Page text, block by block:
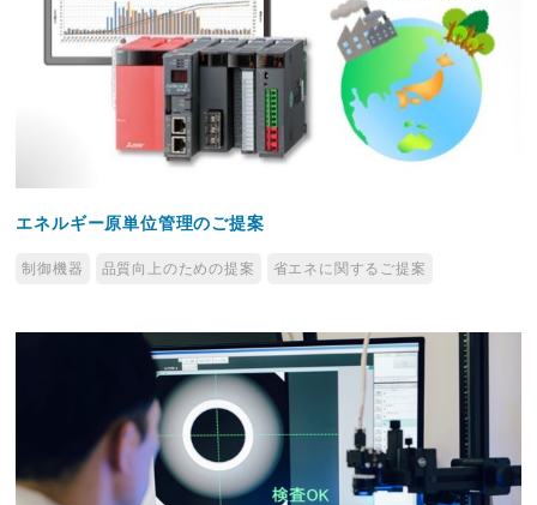
エネルギー原単位管理のご提案
制御機器 品質向上のための提案 省エネに関するご提案